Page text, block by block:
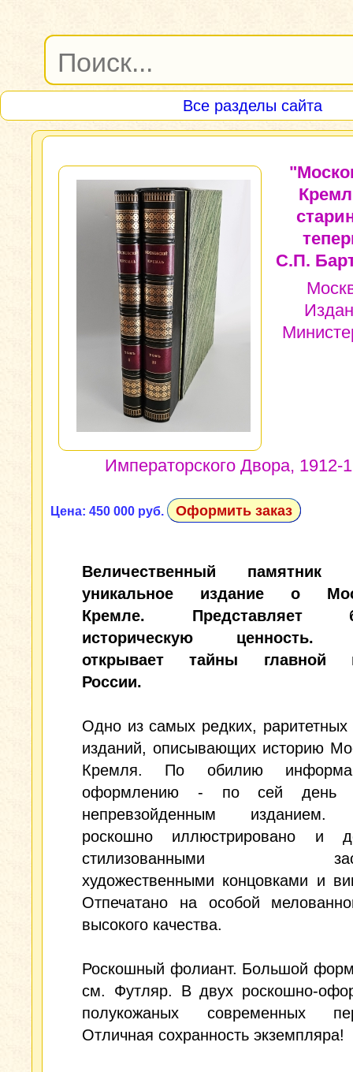
Все разделы сайта
С.П.
Императорского Двора, 1912-
Цена: 450 000 руб. Оформить заказ
Величественный памятник
уникальное издание о
Кремле. Представляет
историческую ценность.
открывает тайны главной
России.
Одно из самых редких,
изданий, описывающих историю
Кремля. По обилию
оформлению - по сей день
непревзойденным изданием.
роскошно иллюстрировано и
стилизованными
художественными концовками и
Отпечатано на особой
высокого качества.
Роскошный фолиант. Большой
см. Футляр. В двух роскошно-
полукожаных современных
Отличная сохранность экземпляра!